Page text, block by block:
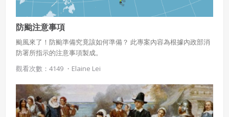
防颱注意事項
颱風來了！防颱準備究竟該如何準備？ 此專案內容為根據內政部消
防署所指示的注意事項製成。
觀看次數：4149 ・ Elaine Lei